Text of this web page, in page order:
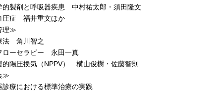
製剤と呼吸器疾患 中村祐太郎・須田隆文
症 福井重文ほか
理≫
法 角川智之
ーセラピー 永田一真
陽圧換気（NPPV） 横山俊樹・佐藤智則
≫
療における標準治療の実践